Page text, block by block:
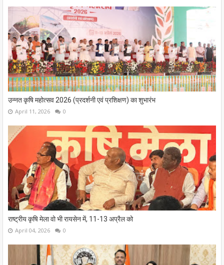
उन्नत कृषि महोत्सव 2026 (प्रदर्शनी एवं प्रशिक्षण) का शुभारंभ
April 11, 2026 0
राष्ट्रीय कृषि मेला वो भी रायसेन में, 11-13 अप्रैल को
April 04, 2026 0